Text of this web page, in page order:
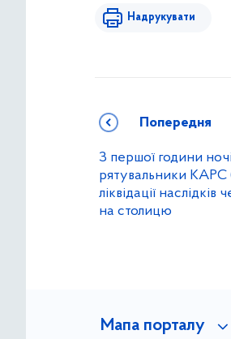
Надрукувати
Попередня
З першої години
рятувальники КАРС
ліквідації
на столицю
Мапа порталу